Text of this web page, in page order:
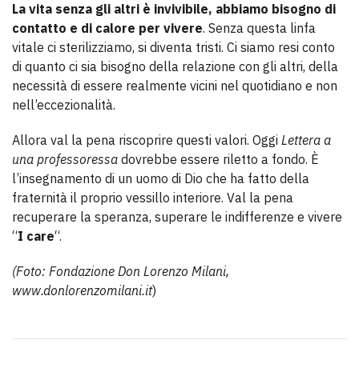
La vita senza gli altri è invivibile, abbiamo bisogno di
contatto e di calore per vivere. Senza questa linfa
vitale ci sterilizziamo, si diventa tristi. Ci siamo resi conto
di quanto ci sia bisogno della relazione con gli altri, della
necessità di essere realmente vicini nel quotidiano e non
nell’eccezionalità.
Allora val la pena riscoprire questi valori. Oggi Lettera a
una professoressa dovrebbe essere riletto a fondo. È
l’insegnamento di un uomo di Dio che ha fatto della
fraternità il proprio vessillo interiore. Val la pena
recuperare la speranza, superare le indifferenze e vivere
“I care“.
(Foto: Fondazione Don Lorenzo Milani,
www.donlorenzomilani.it)